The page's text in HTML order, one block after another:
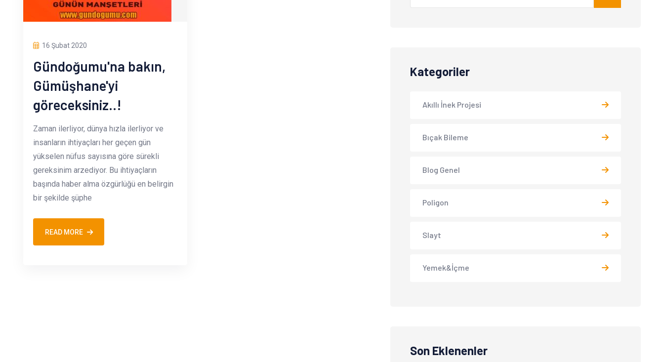
16 Şubat 2020
Gündoğumu'na bakın,
Gümüşhane'yi
göreceksiniz..!
Zaman ilerliyor, dünya hızla ilerliyor ve
insanların ihtiyaçları her geçen gün
yükselen nüfus sayısına göre sürekli
gereksinim arzediyor. Bu ihtiyaçların
başında haber alma özgürlüğü en belirgin
bir şekilde şüphe
READ MORE
Kategoriler
Akıllı İnek Projesi
Bıçak Bileme
Blog Genel
Poligon
Slayt
Yemek&İçme
Son Eklenenler